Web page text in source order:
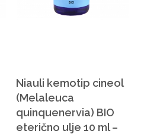
Niauli kemotip cineol
(Melaleuca
quinquenervia) BIO
eterično ulje 10 ml –